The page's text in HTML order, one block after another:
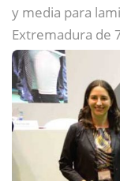
y media para
Extremadura de